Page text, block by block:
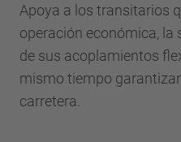
Apoya a los transitarios
operación económica, la
de sus acoplamientos
mismo tiempo
carretera.